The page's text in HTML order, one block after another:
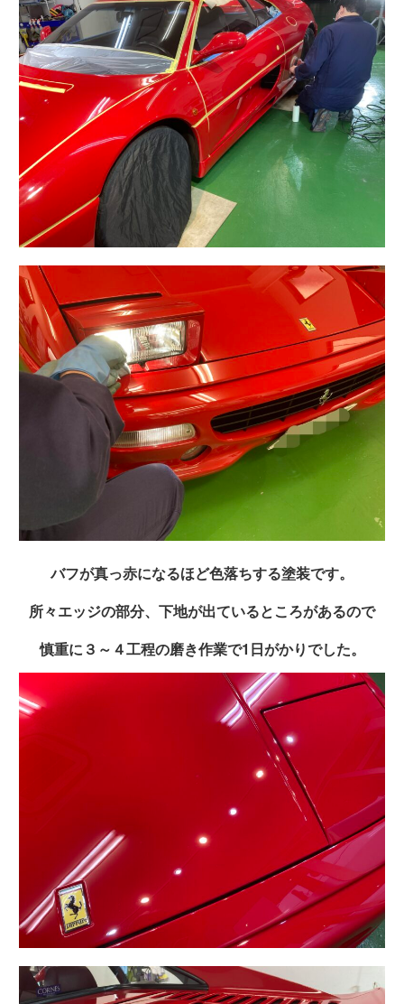
バフが真っ赤になるほど色落ちする塗装です。
所々エッジの部分、下地が出ているところがあるので
慎重に３～４工程の磨き作業で1日がかりでした。